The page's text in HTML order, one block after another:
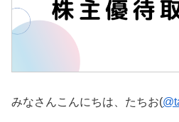
みなさんこんにちは、たちお(